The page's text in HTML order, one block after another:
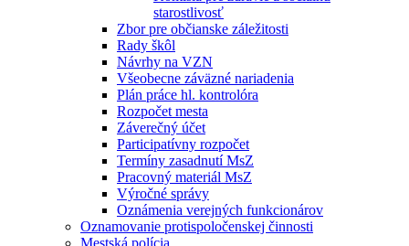
starostlivosť
Zbor pre občianske záležitosti
Rady škôl
Návrhy na VZN
Všeobecne záväzné nariadenia
Plán práce hl. kontrolóra
Rozpočet mesta
Záverečný účet
Participatívny rozpočet
Termíny zasadnutí MsZ
Pracovný materiál MsZ
Výročné správy
Oznámenia verejných funkcionárov
Oznamovanie protispoločenskej činnosti
Mestská polícia